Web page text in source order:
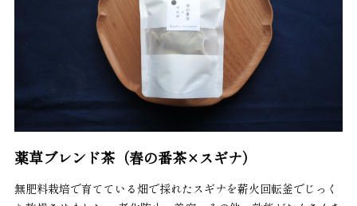
薬草ブレンド茶（春の番茶×スギナ）
無肥料栽培で育てている畑で採れたスギナを薪火回転釜でじっく